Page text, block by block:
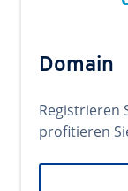
Domain
Registrieren
profitieren